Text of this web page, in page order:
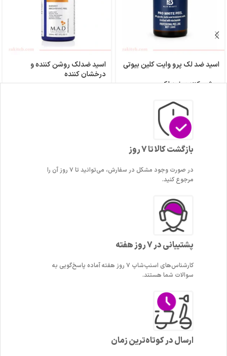
اسید ضد لک پرو وایت کلین بیوتی
روشن کننده,ضد لک
اسید ضدلک روشن کننده و
درخشان کننده
بازگشت کالا تا 7 روز
در صورت وجود مشکل در سفارش، می‌توانید تا ۷ روز آن را
مرجوع کنید.
پشتیبانی در 7 روز هفته
کارشناس‌های اسنپ‌شاپ ۷ روز هفته آماده پاسخ‌گویی به
سوالات شما هستند.
ارسال در کوتاه‌ترین زمان